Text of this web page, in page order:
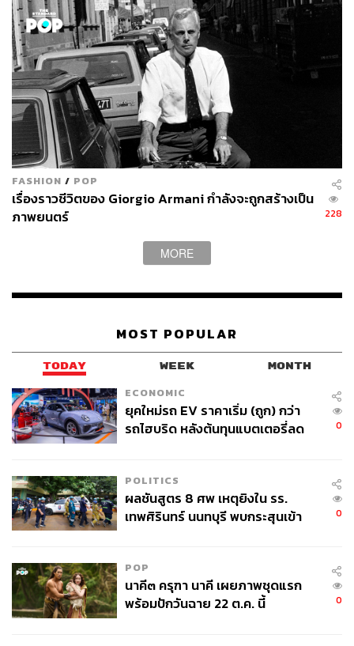
FASHION / POP
เรื่องราวชีวิตของ Giorgio Armani กำลังจะถูกสร้างเป็น
ภาพยนตร์
228
MORE
MOST POPULAR
TODAY WEEK MONTH
ECONOMIC
ยุคใหม่รถ EV ราคาเริ่ม (ถูก) กว่า
รถไฮบริด หลังต้นทุนแบตเตอรี่ลด
0
POLITICS
ผลชันสูตร 8 ศพ เหตุยิงใน รร.
เทพศิรินทร์ นนทบุรี พบกระสุนเข้า
0
POP
นาคี๓ ครุฑา นาคี เผยภาพชุดแรก
พร้อมปักวันฉาย 22 ต.ค. นี้
0